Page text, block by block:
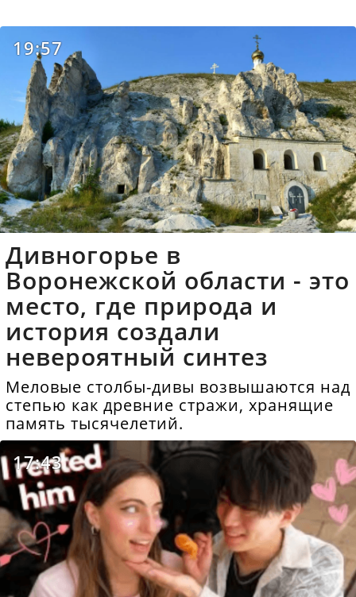
19:57
Дивногорье в
Воронежской области - это
место, где природа и
история создали
невероятный синтез
Меловые столбы-дивы возвышаются над
степью как древние стражи, хранящие
память тысячелетий.
17:43